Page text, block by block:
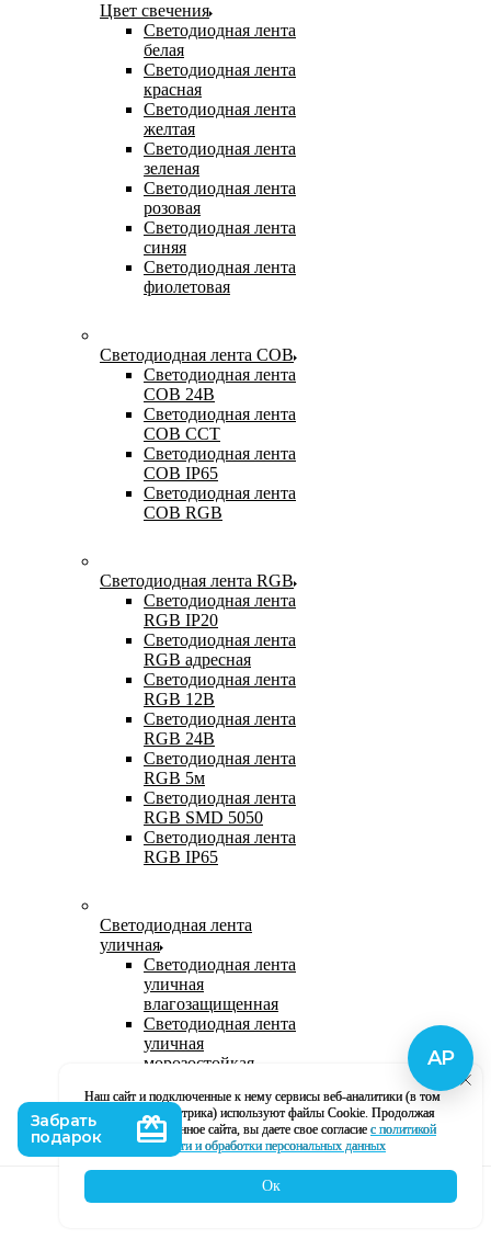
Цвет свечения
Светодиодная лента
белая
Светодиодная лента
красная
Светодиодная лента
желтая
Светодиодная лента
зеленая
Светодиодная лента
розовая
Светодиодная лента
синяя
Светодиодная лента
фиолетовая
Светодиодная лента COB
Светодиодная лента
COB 24В
Светодиодная лента
COB CCT
Светодиодная лента
COB IP65
Светодиодная лента
COB RGB
Светодиодная лента RGB
Светодиодная лента
RGB IP20
Светодиодная лента
RGB адресная
Светодиодная лента
RGB 12В
Светодиодная лента
RGB 24В
Светодиодная лента
RGB 5м
Светодиодная лента
RGB SMD 5050
Светодиодная лента
RGB IP65
Светодиодная лента
уличная
Светодиодная лента
уличная
влагозащищенная
Светодиодная лента
уличная
морозостойкая
светодиодная лента
220В
Светодиодная лента
уличная в силиконе
Наш сайт и подключенные к нему сервисы веб-аналитики (в том
числе, Яндекс Метрика) используют файлы Cookie. Продолжая
использование данное сайта, вы даете свое согласие с политикой
кофиденциальности и обработки персональных данных
Ок